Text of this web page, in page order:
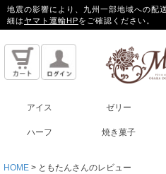
地震の影響により、九州一部地域への配
細はヤマト運輸HPをご確認ください。
アイス ゼリー
ハーフ 焼き菓子
HOME ともたんさんのレビュー